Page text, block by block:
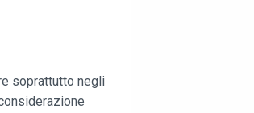
soprattutto negli